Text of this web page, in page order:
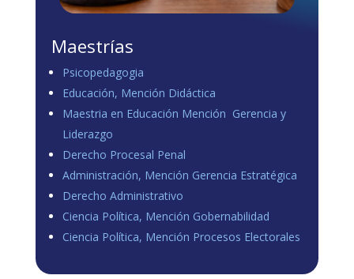
Maestrías
Psicopedagogia
Educación, Mención Didáctica
Maestria en Educación Mención Gerencia y
Liderazgo
Derecho Procesal Penal
Administración, Mención Gerencia Estratégica
Derecho Administrativo
Ciencia Política, Mención Gobernabilidad
Ciencia Política, Mención Procesos Electorales